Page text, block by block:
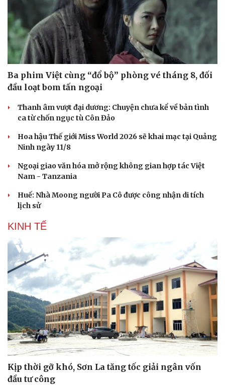
Dinh dưỡng - món ngon
Cây thuốc
Sản phụ khoa
Nhi khoa
Nam khoa
Làm đẹp - giảm cân
Phòng mạch online
Ăn sạch sống khỏe
Đời sống
Nhà đẹp
Blog
Tình yêu - Gia đình
Ba phim Việt cùng “đổ bộ” phòng vé tháng 8, đối
đầu loạt bom tấn ngoại
Thanh âm vượt đại dương: Chuyện chưa kể về bản tình
ca từ chốn ngục tù Côn Đảo
Hoa hậu Thế giới Miss World 2026 sẽ khai mạc tại Quảng
Ninh ngày 11/8
Ngoại giao văn hóa mở rộng không gian hợp tác Việt
Nam - Tanzania
Huế: Nhà Moong người Pa Cô được công nhận di tích
lịch sử
KINH TẾ
Kịp thời gỡ khó, Sơn La tăng tốc giải ngân vốn
đầu tư công